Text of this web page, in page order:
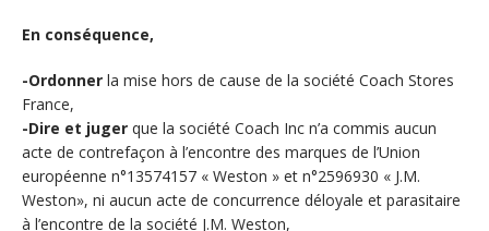
En conséquence,
-Ordonner la mise hors de cause de la société Coach Stores
France,
-Dire et juger que la société Coach Inc n’a commis aucun
acte de contrefaçon à l’encontre des marques de l’Union
européenne n°13574157 « Weston » et n°2596930 « J.M.
Weston», ni aucun acte de concurrence déloyale et parasitaire
à l’encontre de la société J.M. Weston,